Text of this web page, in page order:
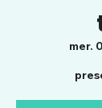
mer.